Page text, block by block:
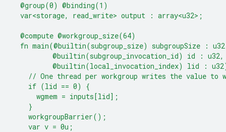
  @group(0) @binding(1)
  var<storage, read_write> output : array<u32>;
  @compute @workgroup_size(64)
fn main(@builtin(subgroup_size) subgroupSize :
          @builtin(subgroup_invocation_id) id : u32,
@builtin(local_invocation_index) lid :
// One thread per workgroup writes the value to
    if (lid == 0) {
      wgmem = inputs[lid];
    }
    workgroupBarrier();
    var v = 0u;